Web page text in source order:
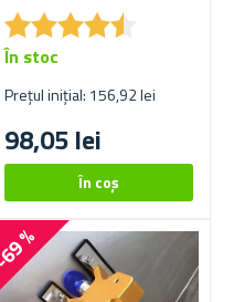
★★★★★
★★★★★
Prețul inițial: 156,92 lei
98,05 lei
În stoc
-69 %